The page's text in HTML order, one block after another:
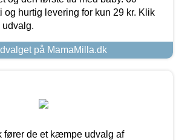
og hurtig levering for kun 29 kr. Klik
udvalg.
på MamaMilla.dk
fører de et kæmpe udvalg af